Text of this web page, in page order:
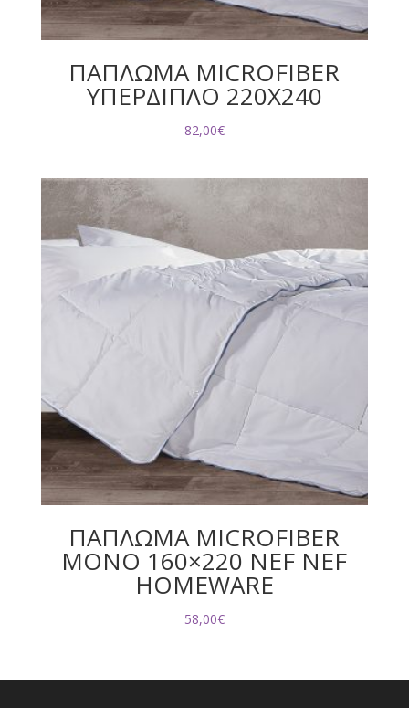
ΠΑΠΛΩΜΑ MICROFIBER
ΥΠΕΡΔΙΠΛΟ 220X240
82,00€
ΠΑΠΛΩΜΑ MICROFIBER
ΜΟΝΟ 160×220 NEF NEF
HOMEWARE
58,00€